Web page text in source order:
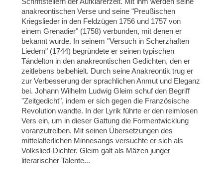
anakreontischen Verse und seine "Preußischen
Kriegslieder in den Feldzügen 1756 und 1757 von
einem Grenadier" (1758) verbunden, mit denen er
bekannt wurde. In seinem "Versuch in Scherzhaften
Liedern" (1744) begründete er seinen typischen
Tändelton in den anakreontischen Gedichten, den er
zeitlebens beibehielt. Durch seine Anakreontik trug er
zur Verbesserung der sprachlichen Anmut und Eleganz
bei. Johann Wilhelm Ludwig Gleim schuf den Begriff
"Zeitgedicht", indem er sich gegen die Französische
Revolution wandte. In der Lyrik führte er den reimlosen
Vers ein, um in dieser Gattung die Formentwicklung
voranzutreiben. Mit seinen Übersetzungen des
mittelalterlichen Minnesangs versuchte er sich als
Volkslied-Dichter. Gleim galt als Mäzen junger
literarischer Talente...